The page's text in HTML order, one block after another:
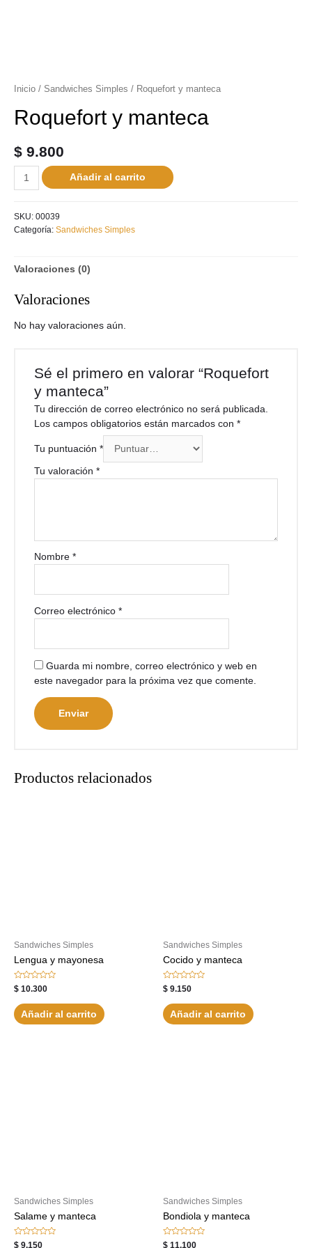
Inicio / Sandwiches Simples / Roquefort y manteca
Roquefort y manteca
$ 9.800
Añadir al carrito
SKU: 00039
Categoría: Sandwiches Simples
Valoraciones (0)
Valoraciones
No hay valoraciones aún.
Sé el primero en valorar “Roquefort
y manteca”
Tu dirección de correo electrónico no será publicada.
Los campos obligatorios están marcados con*
Tu puntuación*
Tu valoración*
Nombre*
Correo electrónico*
Guarda mi nombre, correo electrónico y web en
este navegador para la próxima vez que comente.
Productos relacionados
Sandwiches Simples
Lengua y mayonesa
Valorado
con
de
5
$ 10.300
Añadir al carrito
Sandwiches Simples
Cocido y manteca
Valorado
con
de
5
$ 9.150
Añadir al carrito
Sandwiches Simples
Salame y manteca
Valorado
$ 9.150
Sandwiches Simples
Bondiola y manteca
Valorado
$ 11.100